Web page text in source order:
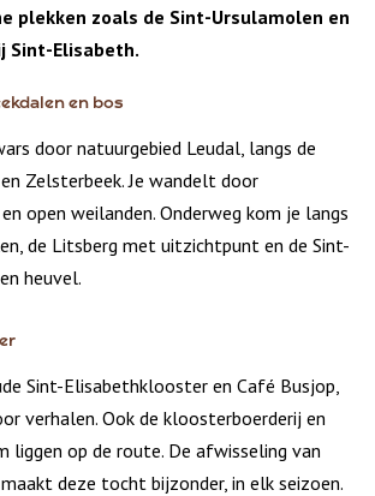
plekken zoals de Sint-Ursulamolen en
Sint-Elisabeth.
en bos
door natuurgebied Leudal, langs de
Zelsterbeek. Je wandelt door
open weilanden. Onderweg kom je langs
de Litsberg met uitzichtpunt en de Sint-
heuvel.
Sint-Elisabethklooster en Café Busjop,
verhalen. Ook de kloosterboerderij en
liggen op de route. De afwisseling van
deze tocht bijzonder, in elk seizoen.